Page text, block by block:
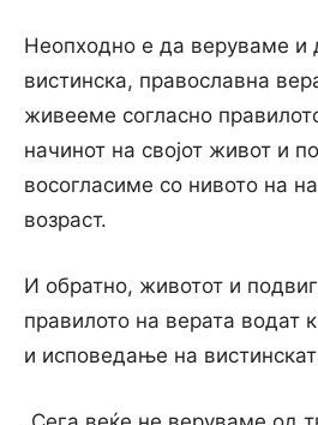
Неопходно е да веруваме и
вистинска, православна
живееме согласно
начинот на својот живот и
восогласиме со нивото на
возраст.
И обратно, животот и
правилото на верата водат
и исповедање на